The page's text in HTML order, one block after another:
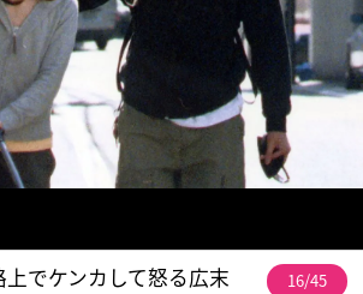
でケンカして怒る広末 16/45